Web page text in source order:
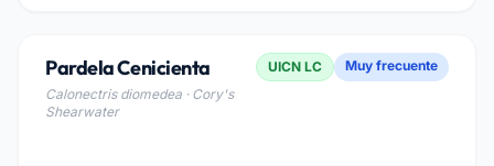
Pardela Cenicienta
Calonectris diomedea · Cory's
Shearwater
UICN LC Muy frecuente